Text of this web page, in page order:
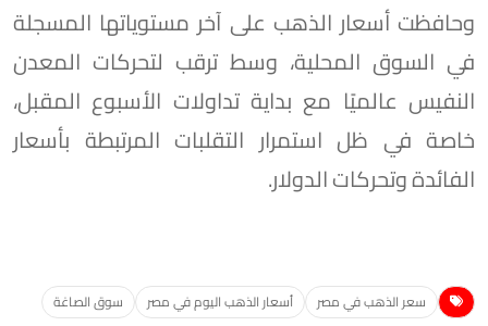
وحافظت أسعار الذهب على آخر مستوياتها المسجلة
في السوق المحلية، وسط ترقب لتحركات المعدن
النفيس عالميًا مع بداية تداولات الأسبوع المقبل،
خاصة في ظل استمرار التقلبات المرتبطة بأسعار
الفائدة وتحركات الدولار.
سعر الذهب في مصر أسعار الذهب اليوم في مصر سوق الصاغة